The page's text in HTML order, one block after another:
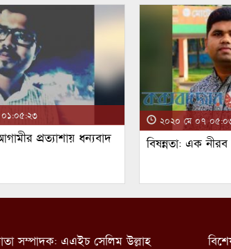
প্রত্যাশায় ধন্যবাদ
২০২০ মে ০৭
বিষন্নতা: এক
সম্পাদক: এএইচ সেলিম উল্লাহ